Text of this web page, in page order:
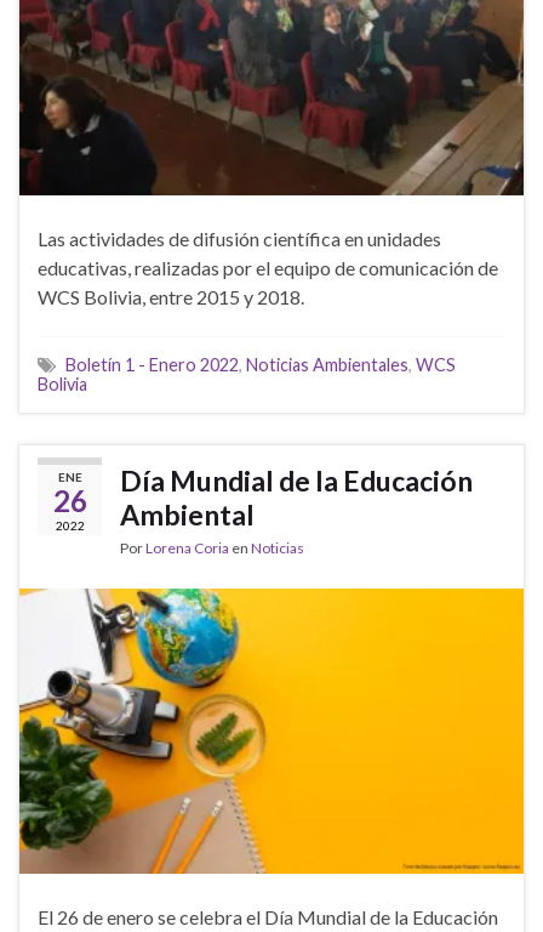
Las actividades de difusión científica en unidades
educativas, realizadas por el equipo de comunicación de
WCS Bolivia, entre 2015 y 2018.
Boletín 1 - Enero 2022, Noticias Ambientales, WCS
Bolivia
ENE
26
2022
Día Mundial de la Educación
Ambiental
PorLorena Coria en Noticias
El 26 de enero se celebra el Día Mundial de la Educación